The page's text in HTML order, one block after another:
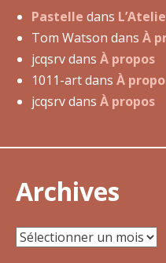
a
u
o
t
Pastelle dans
Tom Watson dans À
jcqsrvdans À propos
1011-artdans À
jcqsrvdans À propos
Archives
Archives